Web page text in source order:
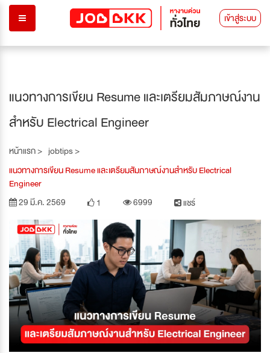
เข้าสู่ระบบ
แนวทางการเขียน Resume และเตรียมสัมภาษณ์งาน
สำหรับ Electrical Engineer
หน้าแรก > jobtips >
แนวทางการเขียน Resume และเตรียมสัมภาษณ์งานสำหรับ Electrical
Engineer
29 มี.ค. 2569
1 6999 แชร์